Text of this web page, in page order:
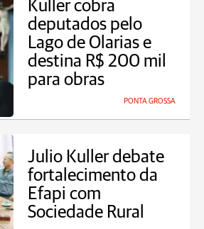
Kuller cobra
deputados pelo
Lago de Olarias e
destina R$ 200 mil
para obras
PONTA GROSSA
Julio Kuller debate
fortalecimento da
Efapi com
Sociedade Rural